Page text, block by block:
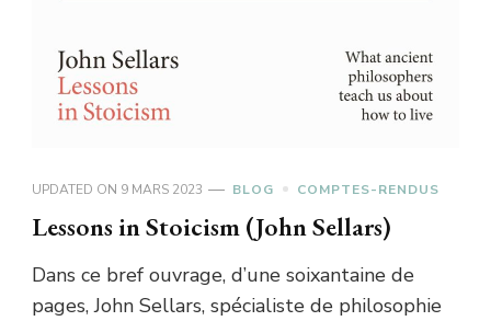
UPDATED ON 9 MARS 2023 BLOG COMPTES-RENDUS
Lessons in Stoicism (John Sellars)
Dans ce bref ouvrage, d’une soixantaine de
pages, John Sellars, spécialiste de philosophie